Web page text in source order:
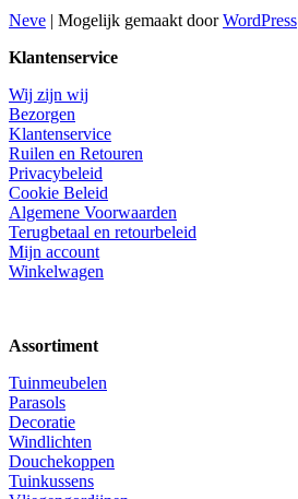
Neve | Mogelijk gemaakt doorWordPress
Klantenservice
Wij zijn wij
Bezorgen
Klantenservice
Ruilen en Retouren
Privacybeleid
Cookie Beleid
Algemene Voorwaarden
Terugbetaal en retourbeleid
Mijn account
Winkelwagen
Assortiment
Tuinmeubelen
Parasols
Decoratie
Windlichten
Douchekoppen
Tuinkussens